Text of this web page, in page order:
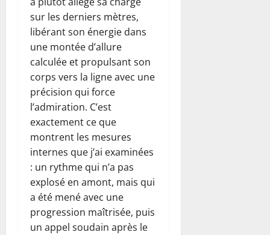
sur les derniers mètres,
libérant son énergie dans
une montée d’allure
calculée et propulsant son
corps vers la ligne avec une
précision qui force
l’admiration. C’est
exactement ce que
montrent les mesures
internes que j’ai examinées
: un rythme qui n’a pas
explosé en amont, mais qui
a été mené avec une
progression maîtrisée, puis
un appel soudain après le